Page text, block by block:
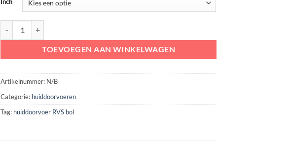
TOEVOEGEN AAN WINKELWAGEN
Artikelnummer: N/B
Categorie: huiddoorvoeren
Tag: huiddoorvoer RVS bol